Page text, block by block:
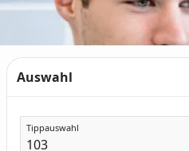
Auswahl
Tippauswahl